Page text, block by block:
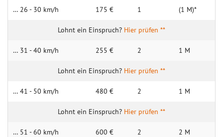
… 26 - 30 km/h 175 € 1 (1 M)*
Hier prüfen **
… 31 - 40 km/h 255 € 2 1 M
Hier prüfen **
… 41 - 50 km/h 480 € 2 1 M
Hier prüfen **
… 51 - 60 km/h 600 € 2 2 M